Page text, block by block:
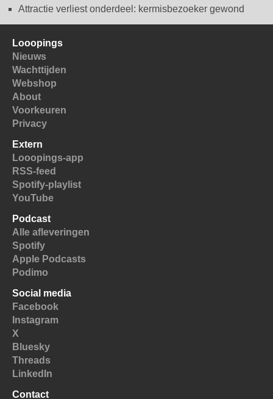
Attractie verliest onderdeel: kermisbezoeker gewond
Looopings
Nieuws
Wachttijden
Webshop
About
Voorkeuren
Privacy
Extern
Looopings-app
RSS-feed
Spotify-playlist
YouTube
Podcast
Alle afleveringen
Spotify
Apple Podcasts
Podimo
Social media
Facebook
Instagram
X
Bluesky
Threads
LinkedIn
Contact